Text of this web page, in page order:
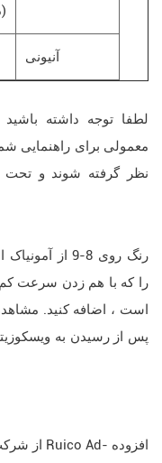
در 60 دور در دقیقه ، 25 درجه سانتیگراد)
آنیونی
معمولی برای راهنمایی
نظر گرفته شوند و تحت
است ، اضافه کنید.
پس از رسیدن به